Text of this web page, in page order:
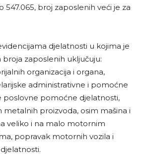
547.065, broj zaposlenih veći je za
djelatnosti u kojima je
zaposlenih uključuju:
organizacija i organa,
administrativne i pomoćne
poslovne pomoćne djelatnosti,
metalnih proizvoda, osim mašina i
veliko i na malo motornim
popravak motornih vozila i